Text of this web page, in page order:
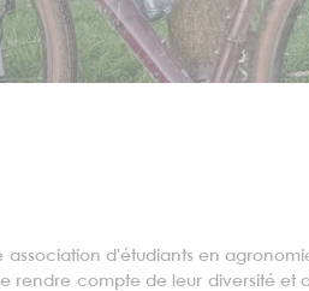
association d'étudiants en
rendre compte de leur diversité et